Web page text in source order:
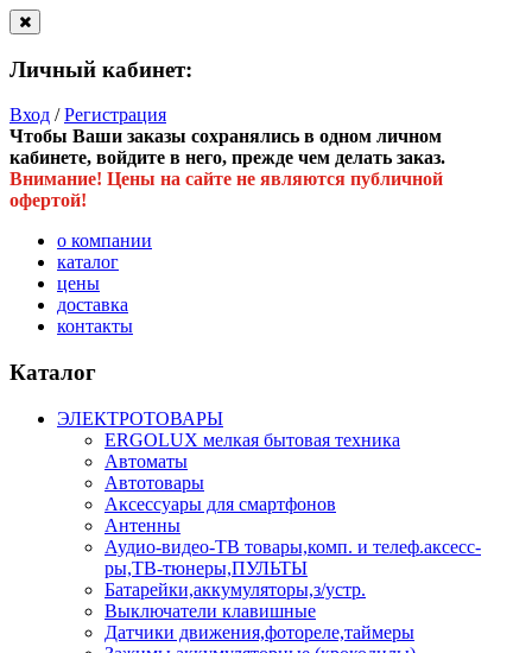
Личный кабинет:
Вход /Регистрация
Чтобы Ваши заказы сохранялись в одном личном
кабинете, войдите в него, прежде чем делать заказ.
Внимание! Цены на сайте не являются публичной
офертой!
о компании
каталог
цены
доставка
контакты
Каталог
ЭЛЕКТРОТОВАРЫ
ERGOLUX мелкая бытовая техника
Автоматы
Автотовары
Аксессуары для смартфонов
Антенны
Аудио-видео-ТВ товары,комп. и телеф.аксесс-
ры,ТВ-тюнеры,ПУЛЬТЫ
Батарейки,аккумуляторы,з/устр.
Выключатели клавишные
Датчики движения,фотореле,таймеры